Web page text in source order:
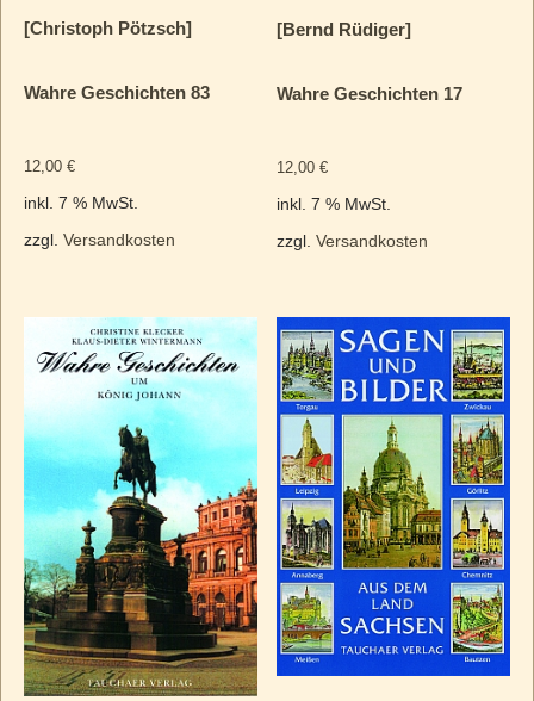
[Christoph Pötzsch]
Wahre Geschichten 83
12,00 €
inkl. 7 % MwSt.
zzgl. Versandkosten
[Bernd Rüdiger]
Wahre Geschichten 17
12,00€
inkl. 7 % MwSt.
zzgl.Versandkosten